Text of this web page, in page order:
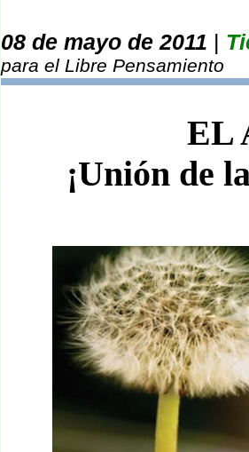
08 de mayo de 2011 |
para el Libre Pensamiento
EL
¡Unión de